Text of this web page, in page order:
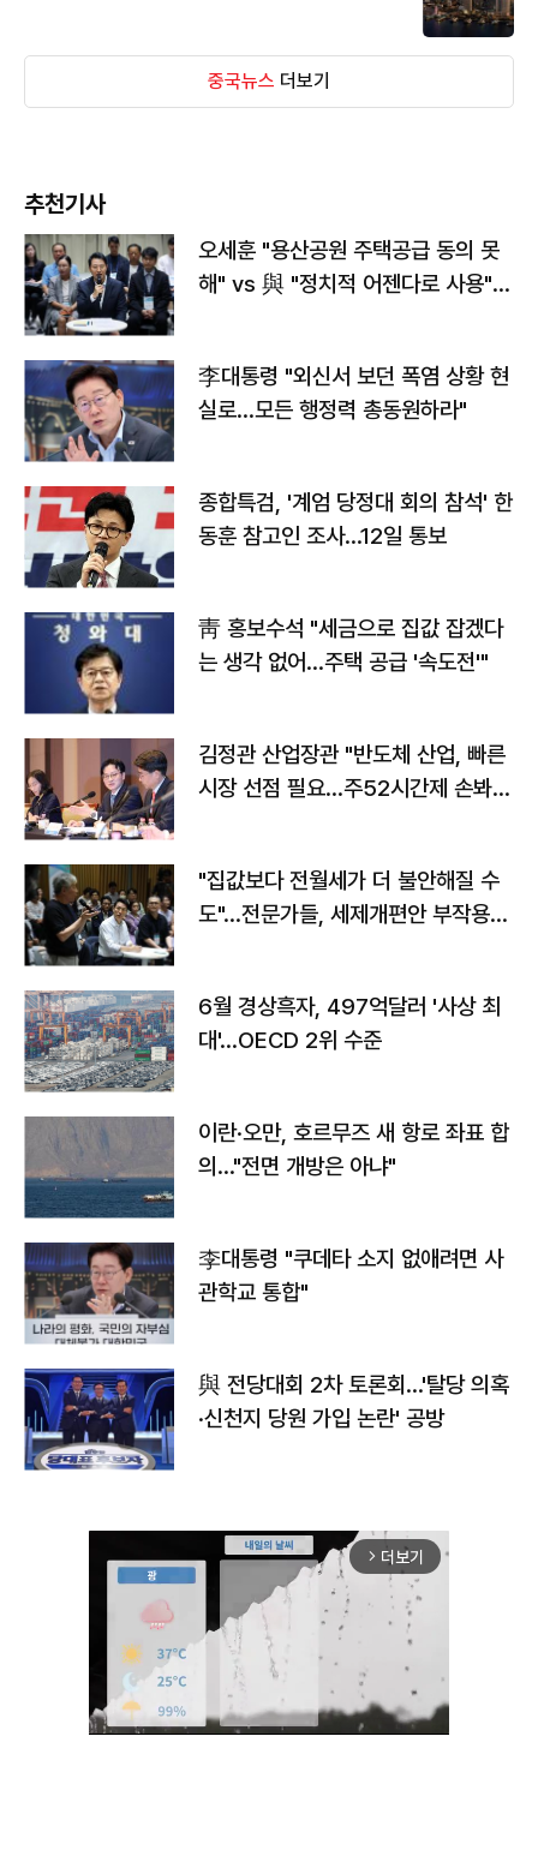
중국뉴스 더보기
추천기사
오세훈 "용산공원 주택공급 동의 못
해" vs 與 "정치적 어젠다로 사용"
李대통령 "외신서 보던 폭염 상황 현
실로…모든 행정력 총동원하라"
종합특검, '계엄 당정대 회의 참석' 한
동훈 참고인 조사...12일 통보
靑 홍보수석 "세금으로 집값 잡겠다
는 생각 없어…주택 공급 '속도전'"
김정관 산업장관 "반도체 산업, 빠른
시장 선점 필요…주52시간제 손봐
"집값보다 전월세가 더 불안해질 수
도"…전문가들, 세제개편안 부작용
6월 경상흑자, 497억달러 '사상 최
대'…OECD 2위 수준
이란·오만, 호르무즈 새 항로 좌표 합
의…"전면 개방은 아냐"
李대통령 "쿠데타 소지 없애려면 사
관학교 통합"
與 전당대회 2차 토론회…'탈당 의혹
·신천지 당원 가입 논란' 공방
arrow_forward_ios 더보기